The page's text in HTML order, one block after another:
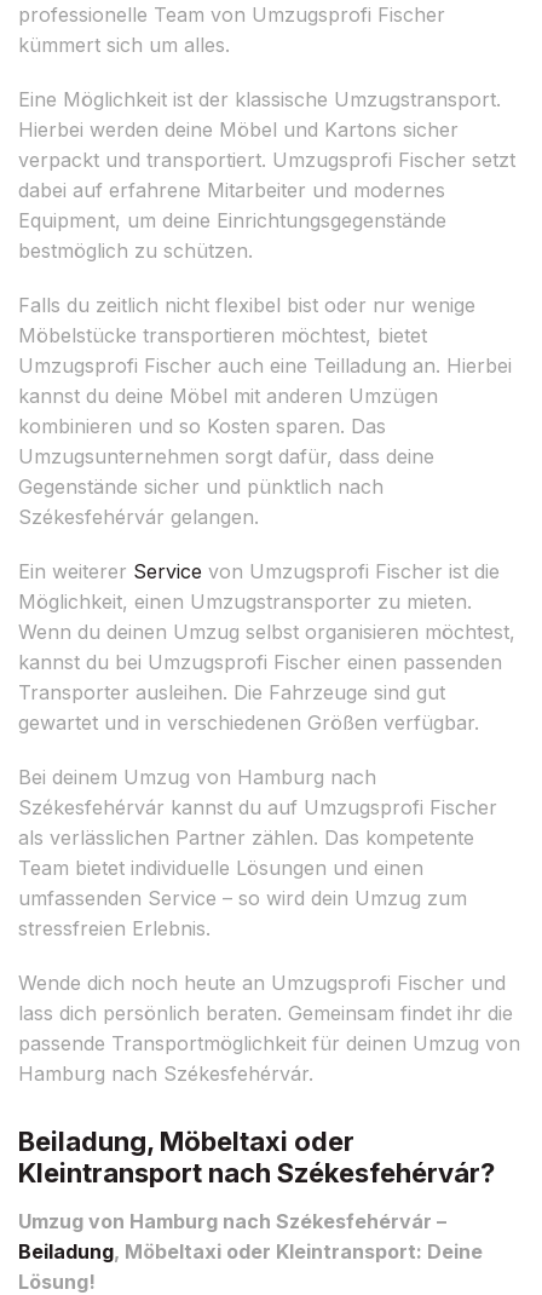
professionelle Team von Umzugsprofi Fischer
kümmert sich um alles.
Eine Möglichkeit ist der klassische Umzugstransport.
Hierbei werden deine Möbel und Kartons sicher
verpackt und transportiert. Umzugsprofi Fischer setzt
dabei auf erfahrene Mitarbeiter und modernes
Equipment, um deine Einrichtungsgegenstände
bestmöglich zu schützen.
Falls du zeitlich nicht flexibel bist oder nur wenige
Möbelstücke transportieren möchtest, bietet
Umzugsprofi Fischer auch eine Teilladung an. Hierbei
kannst du deine Möbel mit anderen Umzügen
kombinieren und so Kosten sparen. Das
Umzugsunternehmen sorgt dafür, dass deine
Gegenstände sicher und pünktlich nach
Székesfehérvár gelangen.
Ein weiterer Service von Umzugsprofi Fischer ist die
Möglichkeit, einen Umzugstransporter zu mieten.
Wenn du deinen Umzug selbst organisieren möchtest,
kannst du bei Umzugsprofi Fischer einen passenden
Transporter ausleihen. Die Fahrzeuge sind gut
gewartet und in verschiedenen Größen verfügbar.
Bei deinem Umzug von Hamburg nach
Székesfehérvár kannst du auf Umzugsprofi Fischer
als verlässlichen Partner zählen. Das kompetente
Team bietet individuelle Lösungen und einen
umfassenden Service – so wird dein Umzug zum
stressfreien Erlebnis.
Wende dich noch heute an Umzugsprofi Fischer und
lass dich persönlich beraten. Gemeinsam findet ihr die
passende Transportmöglichkeit für deinen Umzug von
Hamburg nach Székesfehérvár.
Beiladung, Möbeltaxi oder
Kleintransport nach Székesfehérvár?
Umzug von Hamburg nach Székesfehérvár –
Beiladung, Möbeltaxi oder Kleintransport: Deine
Lösung!